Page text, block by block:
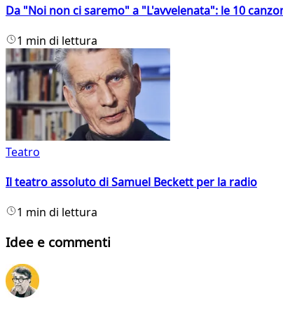
Da "Noi non ci saremo" a "L'avvelenata": le 10
1 min di lettura
Teatro
Il teatro assoluto di Samuel Beckett per la radio
1 min di lettura
Idee e commenti